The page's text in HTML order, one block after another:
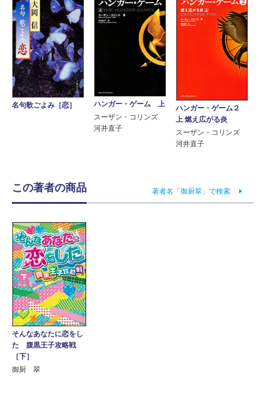
名句歌ごよみ［恋］
ハンガー・ゲーム 上
スーザン・コリンズ
河井直子
ハンガー・ゲーム２
上 燃え広がる炎
スーザン・コリンズ
河井直子
この著者の商品 著者名「御厨翠」で検索
そんなあなたに恋をし
た 腹黒王子攻略戦
［下］
御厨 翠